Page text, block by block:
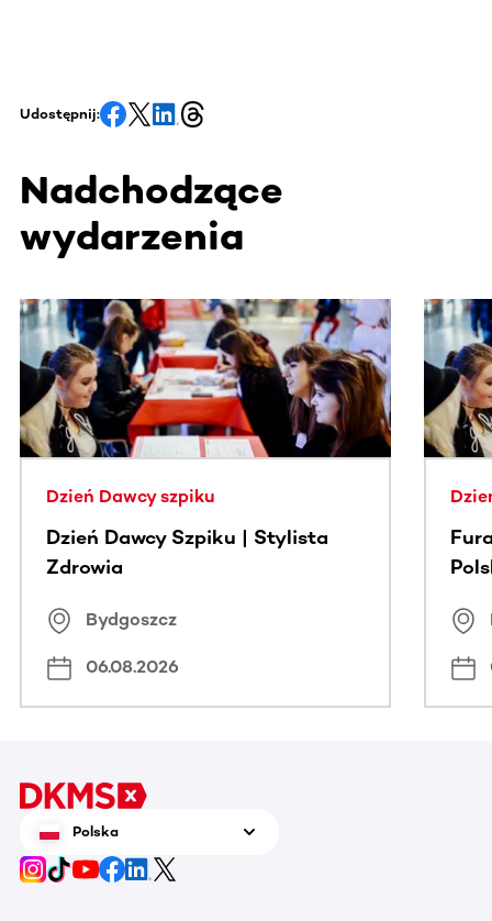
Udostępnij:
Nadchodzące
wydarzenia
Ta sekcja zawiera treści przewijane w poziomie. Użyj
Dzień Dawcy szpiku
Dzień Dawcy Szpiku | Stylista
Zdrowia
Bydgoszcz
06.08.2026
Polska